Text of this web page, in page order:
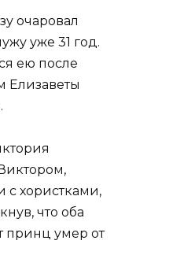
очаровал
уже 31 год.
ею после
Елизаветы
с хористками,
что оба
принц умер от